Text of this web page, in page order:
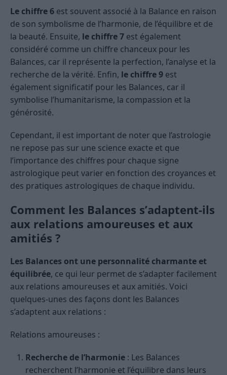
Le chiffre 6 est souvent associé à la Balance en raison
de son symbolisme de l’harmonie, de l’équilibre et de
la beauté. Ensuite, le chiffre 7 est également
considéré comme un chiffre chanceux pour les
Balances, car il représente la perfection, l’analyse et la
recherche de la vérité. Enfin, le chiffre 9 est
également significatif pour les Balances, car il
symbolise l’humanitarisme, la compassion et la
générosité.
Cependant, il est important de noter que l’astrologie
ne repose pas sur une science exacte et que
l’importance des chiffres pour chaque signe
astrologique peut varier en fonction des croyances et
des pratiques astrologiques de chaque individu.
Comment les Balances s’adaptent-ils
aux relations amoureuses et aux
amitiés ?
Les Balances ont une personnalité charmante et
équilibrée, ce qui leur permet de s’adapter facilement
aux relations amoureuses et aux amitiés. Voici
quelques-unes des façons dont les Balances
s’adaptent aux relations :
Relations amoureuses :
Recherche de l’harmonie : Les Balances
recherchent l’harmonie et l’équilibre dans leurs